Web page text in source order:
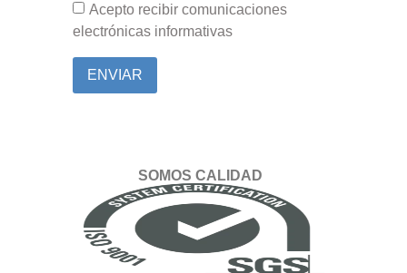
Acepto recibir comunicaciones
electrónicas informativas
ENVIAR
SOMOS CALIDAD